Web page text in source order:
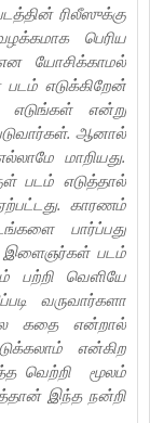
ரிலீஸுக்கு
பெரிய
யோசிக்காமல்
எடுக்கிறேன்
என்று
ஆனால்
மாறியது.
படம் எடுத்தால்
காரணம்
பார்ப்பது
இளைஞர்கள் படம்
பற்றி வெளியே
வருவார்களா
கதை என்றால்
என்கிற
வெற்றி மூலம்
இந்த நன்றி